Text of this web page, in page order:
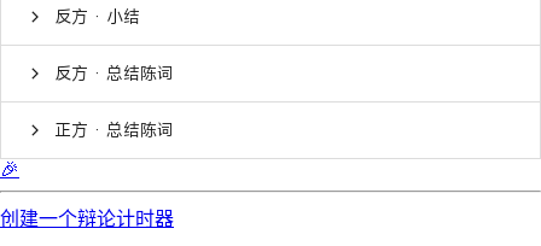
反方 · 小结
反方 · 总结陈词
正方 · 总结陈词
🎉
创建一个辩论计时器